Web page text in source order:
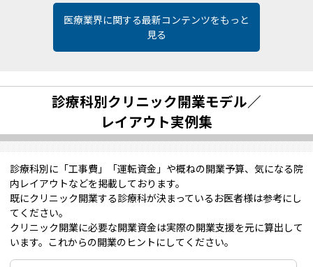
医療業界に関する最新コンテンツをもっと
見る
診療科別クリニック開業モデル／
レイアウト実例集
診療科別に「工事費」「運転資金」や概ねの開業予算、気になる院
内レイアウトなどを掲載しております。
既にクリニック開業する診療科が決まっているお医者様は参考にし
てください。
クリニック開業に必要な開業資金は実際の開業支援を元に算出して
います。これからの開業のヒントにしてください。